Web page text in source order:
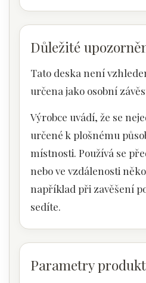
Důležité
Tato deska není
určena jako osobní
Výrobce uvádí, že se
určené k plošnému
místnosti. Používá se
nebo ve vzdálenosti
například při zavěšení
sedíte.
Parametry